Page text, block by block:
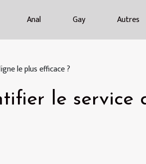
Anal Gay Autres
le plus efficace ?
le service